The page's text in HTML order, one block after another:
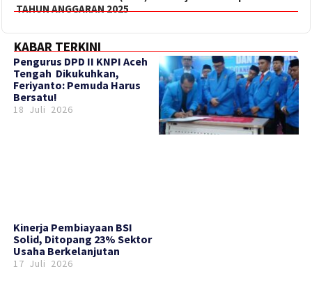
TAHUN ANGGARAN 2025
KABAR TERKINI
‎Pengurus DPD II KNPI Aceh
Tengah Dikukuhkan,
Feriyanto: Pemuda Harus
Bersatu!
18 Juli 2026
Kinerja Pembiayaan BSI
Solid, Ditopang 23% Sektor
Usaha Berkelanjutan
17 Juli 2026